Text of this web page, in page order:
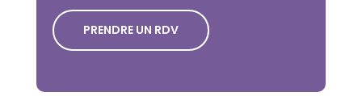
PRENDRE UN RDV